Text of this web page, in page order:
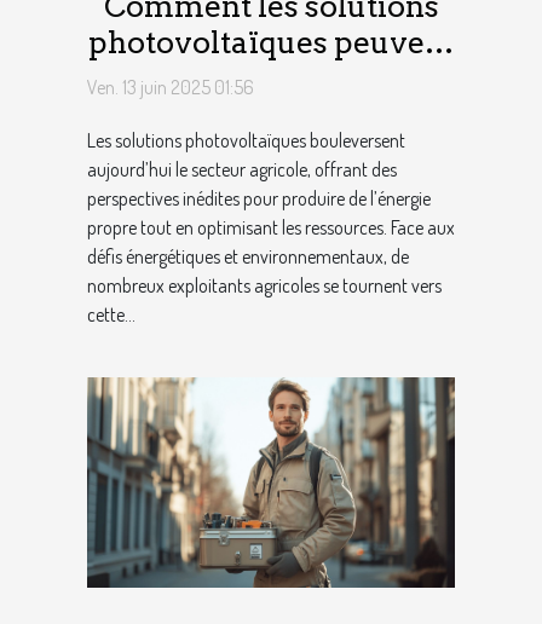
photovoltaïques peuvent
transformer le secteur
Ven. 13 juin 2025 01:56
Les solutions photovoltaïques bouleversent
aujourd’hui le secteur agricole, offrant des
perspectives inédites pour produire de l’énergie
propre tout en optimisant les ressources. Face aux
défis énergétiques et environnementaux, de
nombreux exploitants agricoles se tournent vers
cette...